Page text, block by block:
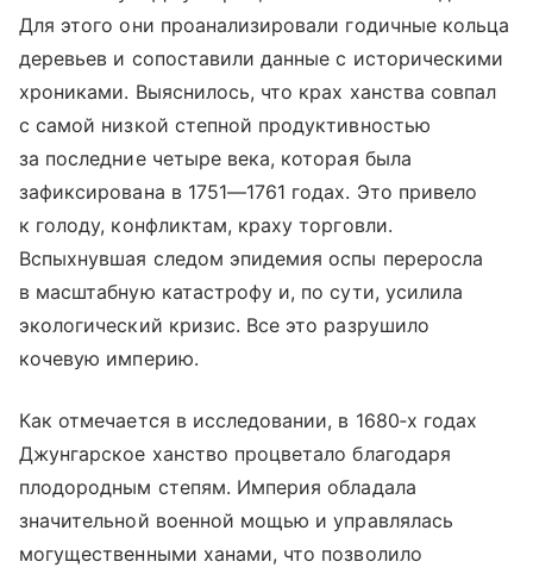
Для этого они проанализировали годичные кольца
деревьев и сопоставили данные с историческими
хрониками. Выяснилось, что крах ханства совпал
с самой низкой степной продуктивностью
за последние четыре века, которая была
зафиксирована в 1751—1761 годах. Это привело
к голоду, конфликтам, краху торговли.
Вспыхнувшая следом эпидемия оспы переросла
в масштабную катастрофу и, по сути, усилила
экологический кризис. Все это разрушило
кочевую империю.
Как отмечается в исследовании, в 1680‑х годах
Джунгарское ханство процветало благодаря
плодородным степям. Империя обладала
значительной военной мощью и управлялась
могущественными ханами, что позволило